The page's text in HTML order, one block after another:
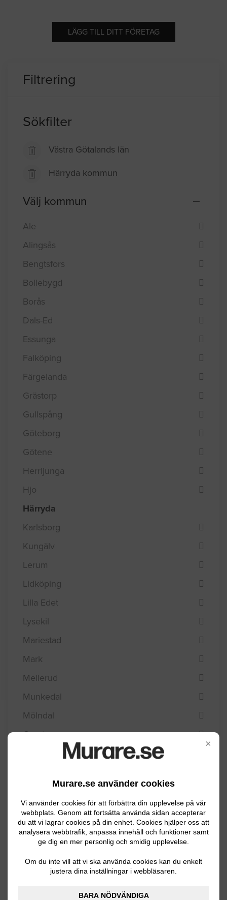
×
Murare.se använder cookies
Vi använder cookies för att förbättra din upplevelse på vår
webbplats. Genom att fortsätta använda sidan accepterar
du att vi lagrar cookies på din enhet. Cookies hjälper oss att
analysera webbtrafik, anpassa innehåll och funktioner samt
ge dig en mer personlig och smidig upplevelse.
Om du inte vill att vi ska använda cookies kan du enkelt
justera dina inställningar i webbläsaren.
BARA NÖDVÄNDIGA
LÄGG TILL DITT FÖRETAG
Filtrering
Sökfilter
Västra Götalands län
Härryda kommun
Välj kommun
Ale
Alingsås
Bengtsfors
Bollebygd
Borås
Dals-Ed
Essunga
Falköping
Färgelanda
Grästorp
Gullspång
Göteborg
Götene
Herrljunga
Hjo
Härryda
Karlsborg
Kungälv
Lerum
Lidköping
Lilla Edet
Lysekil
Mariestad
Mark
Mellerud
Munkedal
Mölndal
Orust
Sotenäs
Stenungsund
Strömstad
Svenljunga